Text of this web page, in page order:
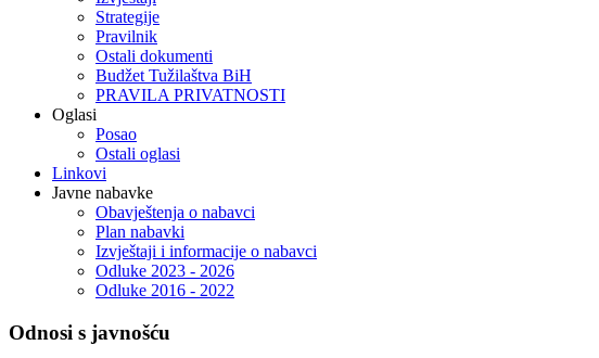
Strategije
Pravilnik
Ostali dokumenti
Budžet Tužilaštva BiH
PRAVILA PRIVATNOSTI
Oglasi
Posao
Ostali oglasi
Linkovi
Javne nabavke
Obavještenja o nabavci
Plan nabavki
Izvještaji i informacije o nabavci
Odluke 2023 - 2026
Odluke 2016 - 2022
Odnosi s javnošću